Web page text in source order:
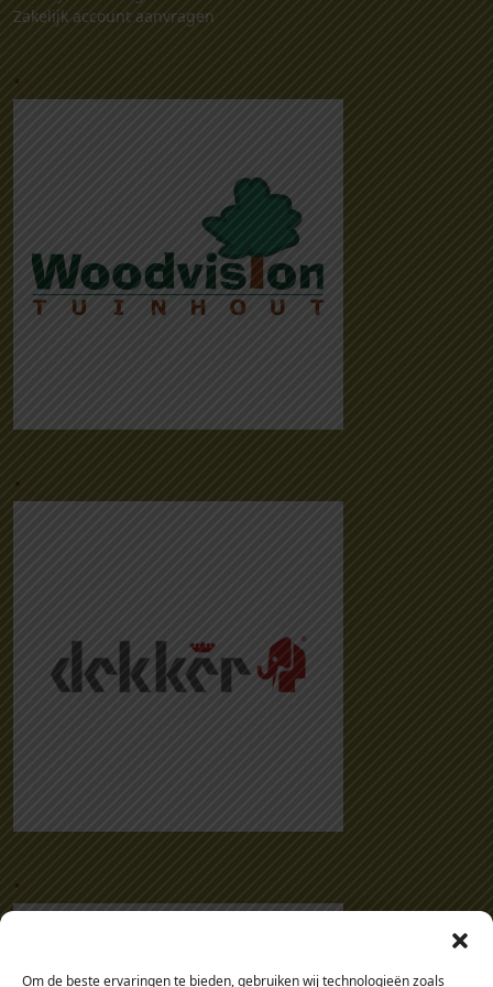
Om de beste ervaringen te bieden, gebruiken wij technologieën zoals
Zakelijk account aanvragen
.
.
.